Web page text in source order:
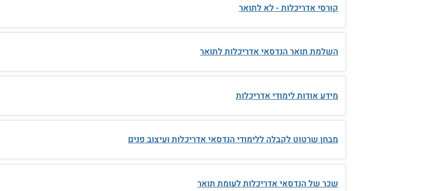
קורסי אדריכלות - לא לתואר
השלמת תואר הנדסאי אדריכלות לתואר
מידע אודות לימודי אדריכלות
מבחן שרטוט לקבלה ללימודי הנדסאי אדריכלות ועיצוב פנים
שכר של הנדסאי אדריכלות לעומת תואר